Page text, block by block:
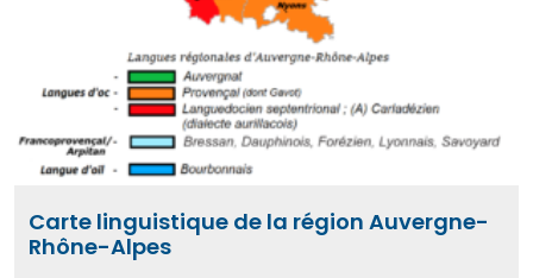
Carte linguistique de la région Auvergne-
Rhône-Alpes